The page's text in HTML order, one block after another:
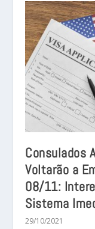
Consulados
Voltarão a
08/11:
Sistema
29/10/2021